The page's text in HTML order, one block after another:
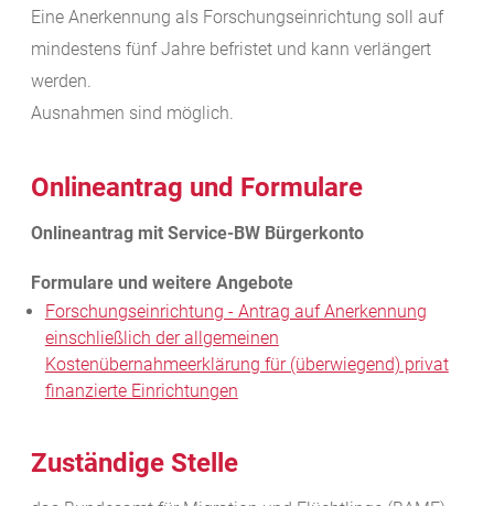
Eine Anerkennung als Forschungseinrichtung soll auf
mindestens fünf Jahre befristet und kann verlängert
werden.
Ausnahmen sind möglich.
Onlineantrag und Formulare
Forschungseinrichtung - Antrag auf Anerkennung
einschließlich der allgemeinen
Kostenübernahmeerklärung für (überwiegend) privat
finanzierte Einrichtungen
Zuständige Stelle